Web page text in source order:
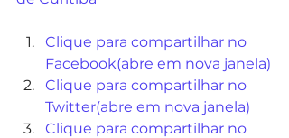
Clique para compartilhar no
Facebook(abre em nova janela)
Clique para compartilhar no
Twitter(abre em nova janela)
Clique para compartilhar no